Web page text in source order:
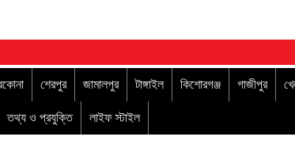
শেরপুর জামালপুর টাঙ্গাইল কিশোরগঞ্জ গাজীপুর
তথ্য ও প্রযুক্তি লাইফ স্টাইল